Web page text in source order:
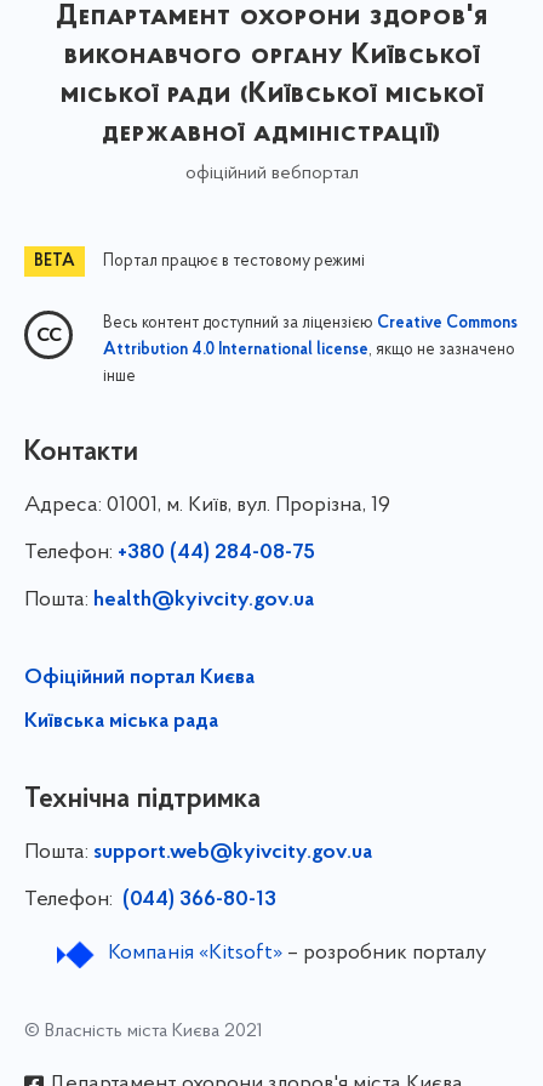
Департамент охорони здоров'я
виконавчого органу Київської
міської ради (Київської міської
державної адміністрації)
офіційний вебпортал
Портал працює в тестовому режимі
Весь контент доступний за ліцензією Creative Commons
Attribution 4.0 International license, якщо не зазначено
інше
Контакти
Адреса: 01001, м. Київ, вул. Прорізна, 19
Телефон: +380 (44) 284-08-75
Пошта: health@kyivcity.gov.ua
Офіційний портал Києва
Київська міська рада
Технічна підтримка
Пошта: support.web@kyivcity.gov.ua
Телефон: (044) 366-80-13
Компанія «Kitsoft»– розробник порталу
© Власність міста Києва 2021